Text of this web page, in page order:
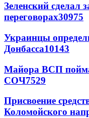
Зеленский сделал
переговорах30975
Украинцы
Донбасса10143
Майора ВСП
СОЧ7529
Присвоение
Коломойского